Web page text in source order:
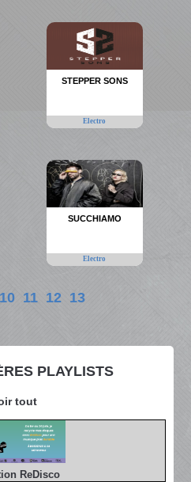
PLAYLISTS
tout
ReDisco
STEPPER SONS
Electro
SUCCHIAMO
Electro
10 11 12 13